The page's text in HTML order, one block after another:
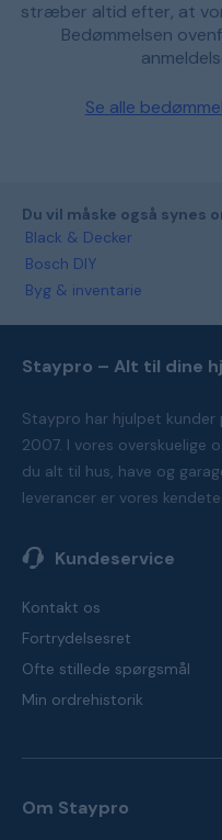
stræber altid efter, at
Bedømmelsen
Se alle
Du vil måske også synes
Black & Decker
Bosch DIY
Byg & inventarie
Staypro – Alt til dine
Staypro har hjulpet kunder
2007. I vores overskuelige
du alt til hus, have og
leverancer er vores
Kundeservice
Kontakt os
Fortrydelsesret
Ofte stillede spørgsmål
Min ordrehistorik
Om Staypro